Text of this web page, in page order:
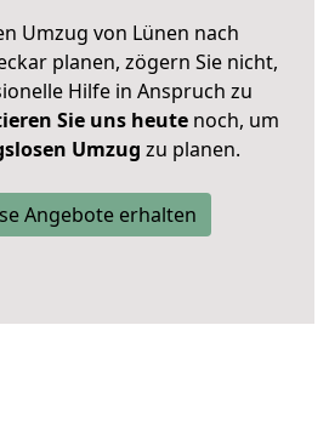
Umzug von Lünen nach
planen, zögern Sie nicht,
Hilfe in Anspruch zu
Sie uns heutenoch, um
Umzug zu planen.
Angebote erhalten